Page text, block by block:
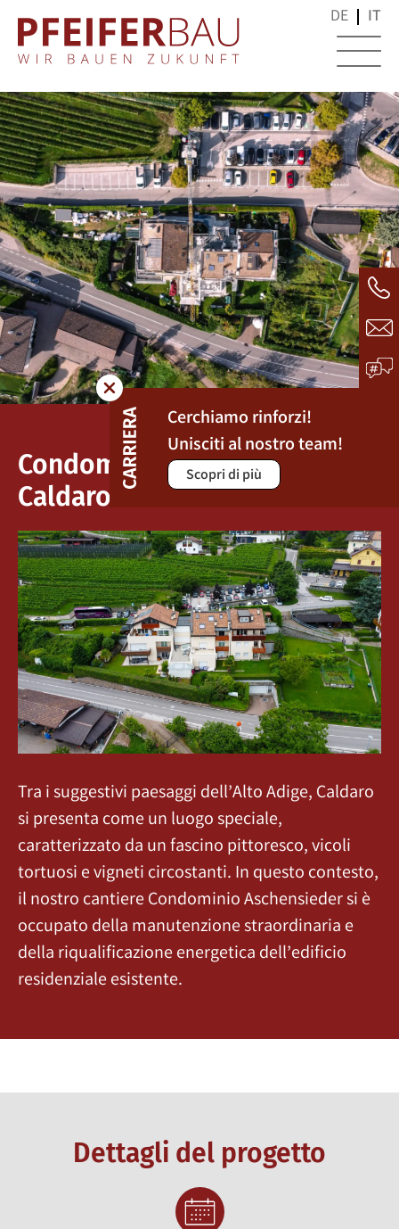
Cerchiamo rinforzi!
Unisciti al nostro team!
Scopri di più
DE IT
Condominio Aschensieder /
Caldaro
Tra i suggestivi paesaggi dell’Alto Adige, Caldaro
si presenta come un luogo speciale,
caratterizzato da un fascino pittoresco, vicoli
tortuosi e vigneti circostanti. In questo contesto,
il nostro cantiere Condominio Aschensieder si è
occupato della manutenzione straordinaria e
della riqualificazione energetica dell’edificio
residenziale esistente.
Dettagli del progetto